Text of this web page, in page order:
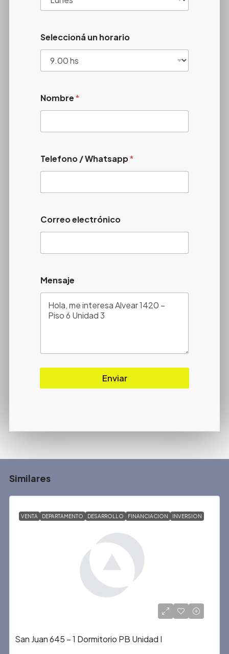
Seleccioná un horario
Nombre*
Telefono / Whatsapp*
Correo electrónico
Mensaje
Enviar
Similares
VENTA DEPARTAMENTO DESARROLLO FINANCIACION INVERSION
San Juan 645 – 1 Dormitorio PB Unidad I